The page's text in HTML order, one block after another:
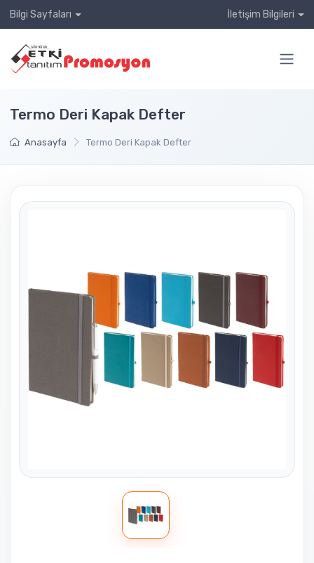
Bilgi Sayfaları İletişim Bilgileri
Termo Deri Kapak Defter
Anasayfa Termo Deri Kapak Defter